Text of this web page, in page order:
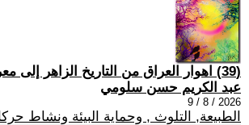
(39) اهوار العراق من التاريخ الزاهر إلى معركة البقاء
عبد الكريم حسن سلومي
2026 / 8 / 9
الطبيعة, التلوث , وحماية البيئة ونشاط